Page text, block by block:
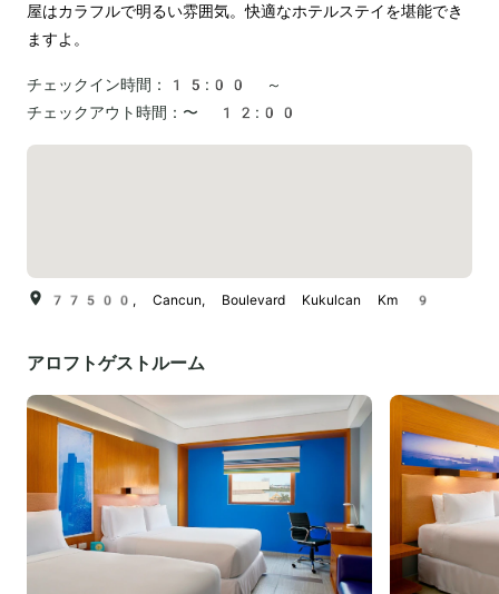
屋はカラフルで明るい雰囲気。快適なホテルステイを堪能でき
ますよ。
チェックイン時間：
15:00 ～
チェックアウト時間： 〜 12:00
77500, Cancun, Boulevard Kukulcan Km 9
アロフトゲストルーム